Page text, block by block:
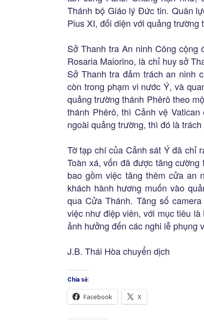
Thánh bộ Giáo lý Đức tin. Quân
Pius XI, đối diện với quảng trường
Sở Thanh tra An ninh Công cộng
Rosaria Maiorino, là chỉ huy sở
Sở Thanh tra đảm trách an ninh
còn trong phạm vi nước Ý, và
quảng trường thánh Phêrô theo
thánh Phêrô, thì Cảnh vệ
ngoài quảng trường, thì đó là
Tờ tạp chí của Cảnh sát Ý đã chỉ
Toàn xá, vốn đã được tăng
bao gồm việc tăng thêm cửa an
khách hành hương muốn vào
qua Cửa Thánh. Tăng số
việc như điệp viên, với mục tiêu
ảnh hưởng đến các nghi lễ phụng
J.B. Thái Hòa chuyển dịch
Chia sẻ:
Facebook X